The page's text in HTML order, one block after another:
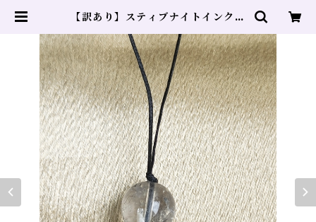
【訳あり】スティブナイトインクォ
ロン DOLPHIN